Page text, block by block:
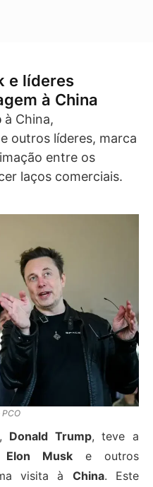
e líderes
à China
à China,
e outros líderes, marca
entre os
laços comerciais.
Donald Trump, teve a
Elon Muske outros
visita à China. Este